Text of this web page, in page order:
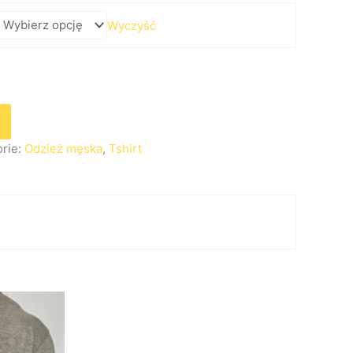
Wyczyść
Odzież męska, Tshirt